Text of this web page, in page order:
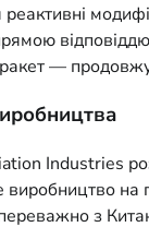
—
Industries
на
з